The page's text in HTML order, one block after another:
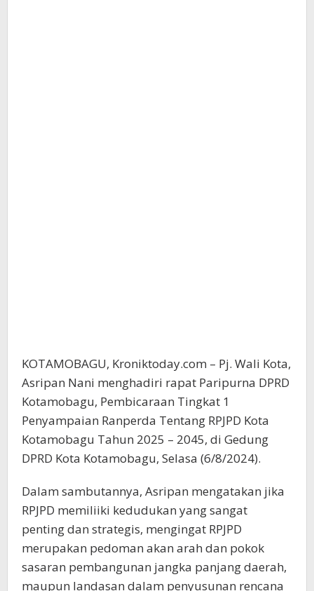
KOTAMOBAGU, Kroniktoday.com – Pj. Wali Kota,
Asripan Nani menghadiri rapat Paripurna DPRD
Kotamobagu, Pembicaraan Tingkat 1
Penyampaian Ranperda Tentang RPJPD Kota
Kotamobagu Tahun 2025 – 2045, di Gedung
DPRD Kota Kotamobagu, Selasa (6/8/2024).
Dalam sambutannya, Asripan mengatakan jika
RPJPD memiliiki kedudukan yang sangat
penting dan strategis, mengingat RPJPD
merupakan pedoman akan arah dan pokok
sasaran pembangunan jangka panjang daerah,
maupun landasan dalam penyusunan rencana